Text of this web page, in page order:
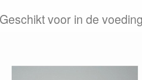
voor in de